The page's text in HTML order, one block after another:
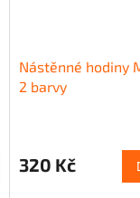
Nástěnné hodiny
2 barvy
320 Kč